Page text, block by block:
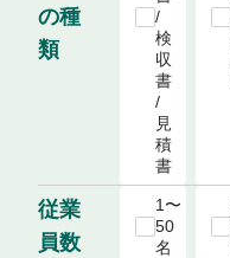
の種
類
/
検
収
書
/
見
積
書
従業
員数
1〜
50
名